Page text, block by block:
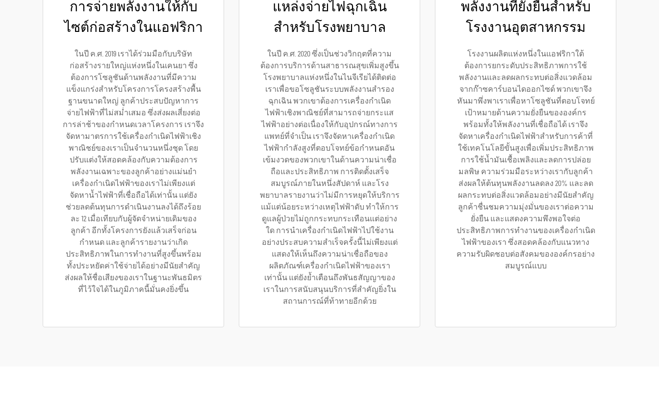
การจ่ายพลังงานให้กับ
ไซต์ก่อสร้างในแอฟริกา
ในปี ค.ศ. 2019 เราได้ร่วมมือกับบริษัท
ก่อสร้างรายใหญ่แห่งหนึ่งในเคนยา ซึ่ง
ต้องการโซลูชันด้านพลังงานที่มีความ
แข็งแกร่งสำหรับโครงการโครงสร้างพื้น
ฐานขนาดใหญ่ ลูกค้าประสบปัญหาการ
จ่ายไฟฟ้าที่ไม่สม่ำเสมอ ซึ่งส่งผลเสี่ยงต่อ
การล่าช้าของกำหนดเวลาโครงการ เราจึง
จัดหามาตรการใช้เครื่องกำเนิดไฟฟ้าเชิง
พาณิชย์ของเราเป็นจำนวนหนึ่งชุด โดย
ปรับแต่งให้สอดคล้องกับความต้องการ
พลังงานเฉพาะของลูกค้าอย่างแม่นยำ
เครื่องกำเนิดไฟฟ้าของเราไม่เพียงแต่
จัดหาน้ำไฟฟ้าที่เชื่อถือได้เท่านั้น แต่ยัง
ช่วยลดต้นทุนการดำเนินงานลงได้ถึงร้อย
ละ 12 เมื่อเทียบกับผู้จัดจำหน่ายเดิมของ
ลูกค้า อีกทั้งโครงการยังแล้วเสร็จก่อน
กำหนด และลูกค้ารายงานว่าเกิด
ประสิทธิภาพในการทำงานที่สูงขึ้นพร้อม
ทั้งประหยัดค่าใช้จ่ายได้อย่างมีนัยสำคัญ
ส่งผลให้ชื่อเสียงของเราในฐานะพันธมิตร
ที่ไว้ใจได้ในภูมิภาคนี้มั่นคงยิ่งขึ้น
แหล่งจ่ายไฟฉุกเฉิน
สำหรับโรงพยาบาล
ในปี ค.ศ. 2020 ซึ่งเป็นช่วงวิกฤตที่ความ
ต้องการบริการด้านสาธารณสุขเพิ่มสูงขึ้น
โรงพยาบาลแห่งหนึ่งในไนจีเรียได้ติดต่อ
เราเพื่อขอโซลูชันระบบพลังงานสำรอง
ฉุกเฉิน พวกเขาต้องการเครื่องกำเนิด
ไฟฟ้าเชิงพาณิชย์ที่สามารถจ่ายกระแส
ไฟฟ้าอย่างต่อเนื่องให้กับอุปกรณ์ทางการ
แพทย์ที่จำเป็น เราจึงจัดหาเครื่องกำเนิด
ไฟฟ้ากำลังสูงที่ตอบโจทย์ข้อกำหนดอัน
เข้มงวดของพวกเขาในด้านความน่าเชื่อ
ถือและประสิทธิภาพ การติดตั้งเสร็จ
สมบูรณ์ภายในหนึ่งสัปดาห์ และโรง
พยาบาลรายงานว่าไม่มีการหยุดให้บริการ
แม้แต่น้อยระหว่างเหตุไฟฟ้าดับ ทำให้การ
ดูแลผู้ป่วยไม่ถูกกระทบกระเทือนแต่อย่าง
ใด การนำเครื่องกำเนิดไฟฟ้าไปใช้งาน
อย่างประสบความสำเร็จครั้งนี้ไม่เพียงแต่
แสดงให้เห็นถึงความน่าเชื่อถือของ
ผลิตภัณฑ์เครื่องกำเนิดไฟฟ้าของเรา
เท่านั้น แต่ยังย้ำเตือนถึงพันธสัญญาของ
เราในการสนับสนุนบริการที่สำคัญยิ่งใน
สถานการณ์ที่ท้าทายอีกด้วย
พลังงานที่ยั่งยืนสำหรับ
โรงงานอุตสาหกรรม
โรงงานผลิตแห่งหนึ่งในแอฟริกาใต้
ต้องการยกระดับประสิทธิภาพการใช้
พลังงานและลดผลกระทบต่อสิ่งแวดล้อม
จากก๊าซคาร์บอนไดออกไซด์ พวกเขาจึง
หันมาพึ่งพาเราเพื่อหาโซลูชันที่ตอบโจทย์
เป้าหมายด้านความยั่งยืนขององค์กร
พร้อมทั้งให้พลังงานที่เชื่อถือได้ เราจึง
จัดหาเครื่องกำเนิดไฟฟ้าสำหรับการค้าที่
ใช้เทคโนโลยีขั้นสูงเพื่อเพิ่มประสิทธิภาพ
การใช้น้ำมันเชื้อเพลิงและลดการปล่อย
มลพิษ ความร่วมมือระหว่างเรากับลูกค้า
ส่งผลให้ต้นทุนพลังงานลดลง 20% และลด
ผลกระทบต่อสิ่งแวดล้อมอย่างมีนัยสำคัญ
ลูกค้าชื่นชมความมุ่งมั่นของเราต่อความ
ยั่งยืน และแสดงความพึงพอใจต่อ
ประสิทธิภาพการทำงานของเครื่องกำเนิด
ไฟฟ้าของเรา ซึ่งสอดคล้องกับแนวทาง
ความรับผิดชอบต่อสังคมขององค์กรอย่าง
สมบูรณ์แบบ